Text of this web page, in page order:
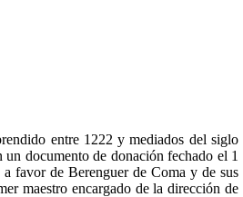
entre 1222 y mediados del siglo
documento de donación fechado el 1
a favor de Berenguer de Coma y de sus
maestro encargado de la dirección de